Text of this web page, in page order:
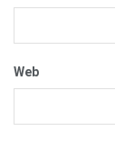
Web